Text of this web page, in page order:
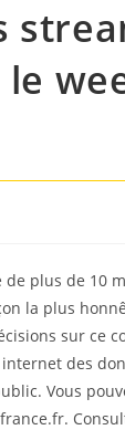
plus de 10
la plus
sur ce
des
Vous